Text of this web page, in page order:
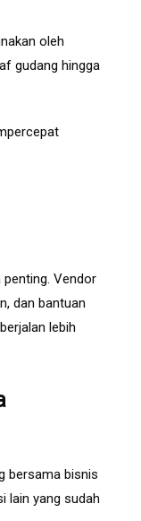
oleh
gudang hingga
Vendor
dan bantuan
lebih
bersama bisnis
lain yang sudah